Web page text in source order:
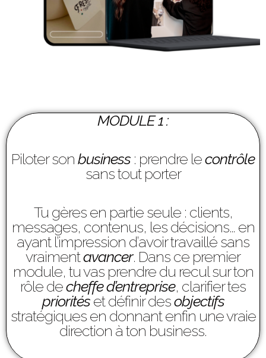
MODULE 1 :
Piloter son business : prendre lecontrôle
sans tout porter
Tu gères en partie seule : clients,
messages, contenus, les décisions… en
ayant l’impression d’avoir travaillé sans
vraimentavancer. Dans ce premier
module, tu vas prendre du recul sur ton
rôle decheffe d’entreprise, clarifier tes
prioritéset définir desobjectifs
stratégiques en donnant enfin une vraie
direction à ton business.